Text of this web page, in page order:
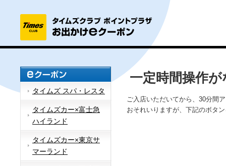
タイムズ スパ・レスタ
タイムズカー×富士急
ハイランド
タイムズカー×東京サ
マーランド
一定時間操作
ご入店いただいてから、30分間
おそれいりますが、下記のボタ